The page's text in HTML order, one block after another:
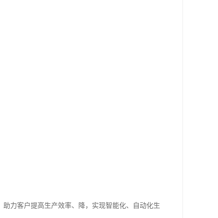
力客户提高生产效率、降，实现智能化、自动化生